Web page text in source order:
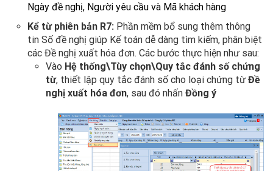
Ngày đề nghị, Người yêu cầu và Mã khách hàng
Kể từ phiên bản R7: Phần mềm bổ sung thêm thông
tin Số đề nghị giúp Kế toán dễ dàng tìm kiếm, phân biệt
các Đề nghị xuất hóa đơn. Các bước thực hiện như sau:
Vào Hệ thống\Tùy chọn\Quy tắc đánh số chứng
từ, thiết lập quy tắc đánh số cho loại chứng từ Đề
nghị xuất hóa đơn, sau đó nhấn Đồng ý